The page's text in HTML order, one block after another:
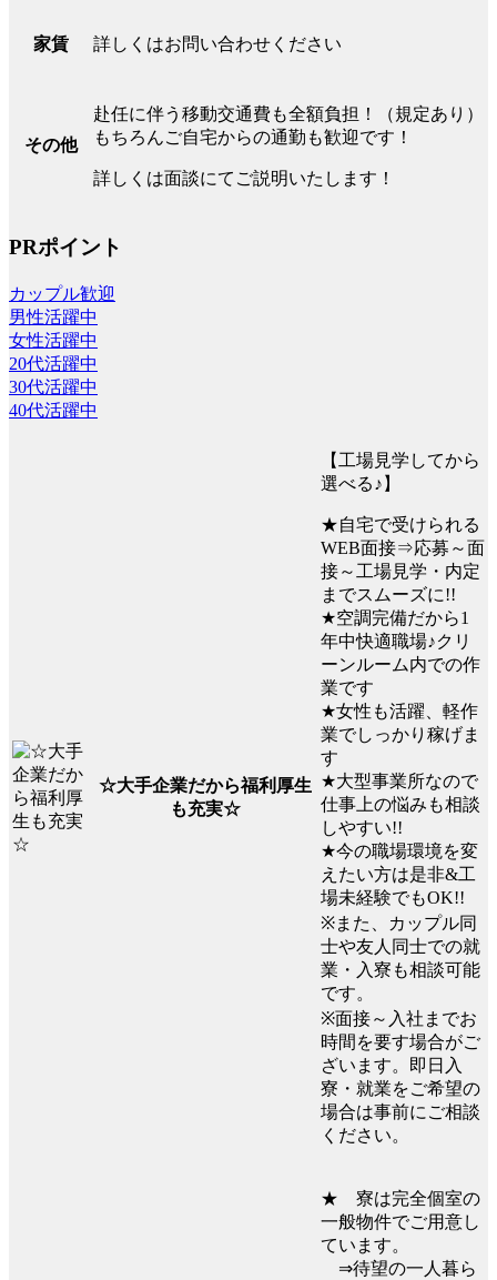
家賃 詳しくはお問い合わせください
その他
赴任に伴う移動交通費も全額負担！（規定あり）
もちろんご自宅からの通勤も歓迎です！
詳しくは面談にてご説明いたします！
PRポイント
カップル歓迎
男性活躍中
女性活躍中
20代活躍中
30代活躍中
40代活躍中
☆大手企業だから福利厚生
も充実☆
【工場見学してから
選べる♪】
★自宅で受けられる
WEB面接⇒応募～面
接～工場見学・内定
までスムーズに!!
★空調完備だから1
年中快適職場♪クリ
ーンルーム内での作
業です
★女性も活躍、軽作
業でしっかり稼げま
す
★大型事業所なので
仕事上の悩みも相談
しやすい!!
★今の職場環境を変
えたい方は是非&工
場未経験でもOK!!
※また、カップル同
士や友人同士での就
業・入寮も相談可能
です。
※面接～入社までお
時間を要す場合がご
ざいます。即日入
寮・就業をご希望の
場合は事前にご相談
ください。
★ 寮は完全個室の
一般物件でご用意し
ています。
⇒待望の一人暮ら